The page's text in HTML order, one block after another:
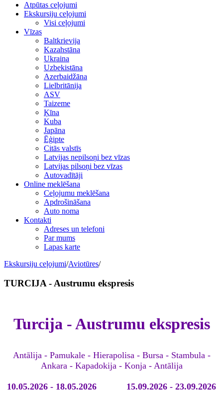
Atpūtas ceļojumi
Ekskursiju ceļojumi
Visi ceļojumi
Vīzas
Baltkrievija
Kazahstāna
Ukraina
Uzbekistāna
Azerbaidžāna
Lielbritānija
ASV
Taizeme
Ķīna
Kuba
Japāna
Ēģipte
Citās valstīs
Latvijas nepilsoņi bez vīzas
Latvijas pilsoņi bez vīzas
Autovadītāji
Online meklēšana
Ceļojumu meklēšana
Apdrošināšana
Auto noma
Kontakti
Adreses un telefoni
Par mums
Lapas karte
Ekskursiju ceļojumi/Aviotūres/
TURCIJA - Austrumu ekspresis
Turcija - Austrumu ekspresis
Antālija - Pamukale - Hierapolisa - Bursa - Stambula -
Ankara - Kapadokija - Konja - Antālija
10.05.2026 - 18.05.2026 15.09.2026 - 23.09.2026